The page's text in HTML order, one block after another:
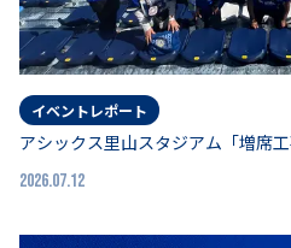
イベントレポート
アシックス里山スタジアム「増席
2026.07.12